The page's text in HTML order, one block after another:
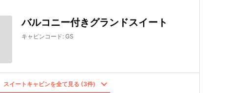
バルコニー付きグランドスイート
キャビンコード: GS
スイートキャビンを全て見る (3件)